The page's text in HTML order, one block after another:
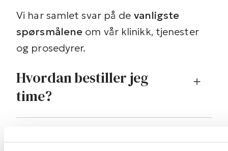
Vi har samlet svar på de vanligste
spørsmålene om vår klinikk, tjenester
og prosedyrer.
Hvordan bestiller jeg
time?
Trenger jeg en henvisning